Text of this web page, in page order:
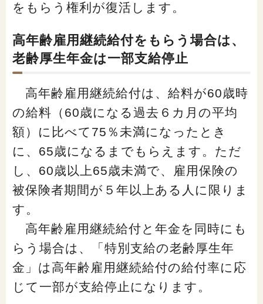
をもらう権利が復活します。
高年齢雇用継続給付をもらう場合は、
老齢厚生年金は一部支給停止
高年齢雇用継続給付は、給料が60歳時
の給料（60歳になる過去６カ月の平均
額）に比べて75％未満になったとき
に、65歳になるまでもらえます。ただ
し、60歳以上65歳未満で、雇用保険の
被保険者期間が５年以上ある人に限りま
す。
高年齢雇用継続給付と年金を同時にも
らう場合は、「特別支給の老齢厚生年
金」は高年齢雇用継続給付の給付率に応
じて一部が支給停止になります。